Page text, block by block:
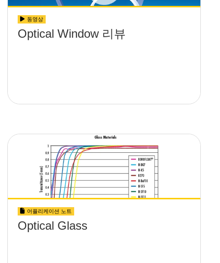
동영상
Optical Window 리뷰
어플리케이션 노트
Optical Glass